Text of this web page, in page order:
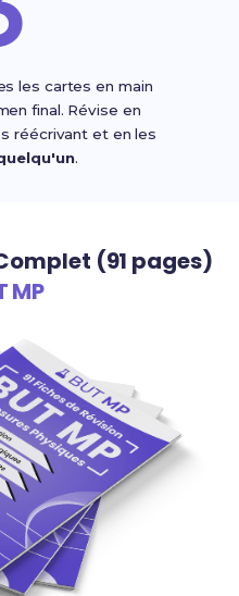
les cartes en main
final. Révise en
réécrivant et en les
.
(91 pages)
MP